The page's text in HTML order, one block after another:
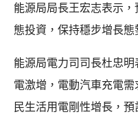
能源局局長王宏志表示
態投資，保持穩步增長
能源局電力司司長杜忠
電激增，電動汽車充電
民生活用電剛性增長，